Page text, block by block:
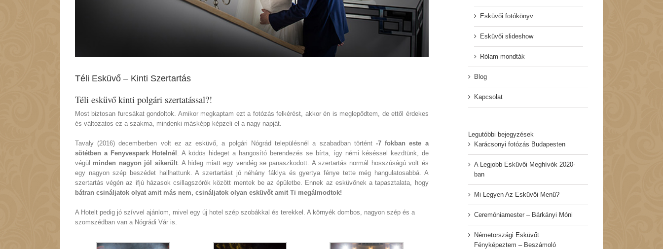
Téli Esküvő – Kinti Szertartás
Téli esküvő kinti polgári szertatással?!
Most biztosan furcsákat gondoltok. Amikor megkaptam ezt a fotózás felkérést, akkor én is meglepődtem, de ettől érdekes
és változatos ez a szakma, mindenki másképp képzeli el a nagy napját.
Tavaly (2016) decemberben volt ez az esküvő, a polgári Nógrád településnél a szabadban történt -7 fokban este a
sötétben a Fenyvespark Hotelnél . A ködös hideget a hangosító berendezés se bírta, így némi késéssel kezdtünk, de
végül minden nagyon jól sikerült. A hideg miatt egy vendég se panaszkodott. A szertartás normál hosszúságú volt és
egy nagyon szép beszédet hallhattunk. A szertartást jó néhány fáklya és gyertya fénye tette még hangulatosabbá. A
szertartás végén az ifjú házasok csillagszórók között mentek be az épületbe. Ennek az esküvőnek a tapasztalata, hogy
bátran csináljatok olyat amit más nem, csináljatok olyan esküvőt amit Ti megálmodtok!
A Hotelt pedig jó szívvel ajánlom, mivel egy új hotel szép szobákkal és terekkel. A környék dombos, nagyon szép és a
szomszédban van a Nógrádi Vár is.
Esküvői fotókönyv
Esküvői slideshow
Rólam mondták
Blog
Kapcsolat
Legutóbbi bejegyzések
Karácsonyi fotózás Budapesten
A Legjobb Esküvői Meghívók 2020-
ban
Mi Legyen Az Esküvői Menü?
Ceremóniamester – Bárkányi Móni
Németországi Esküvőt
Fényképeztem – Beszámoló